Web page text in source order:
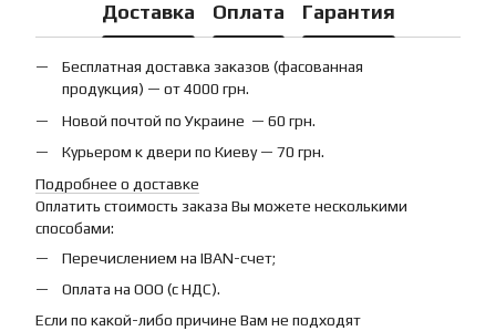
Доставка Оплата Гарантия
Бесплатная доставка заказов (фасованная
продукция) — от 4000 грн.
Новой почтой по Украине — 60 грн.
Курьером к двери по Киеву — 70 грн.
Подробнее о доставке
Оплатить стоимость заказа Вы можете несколькими
способами:
Перечислением на IBAN-счет;
Оплата на ООО (с НДС).
Если по какой-либо причине Вам не подходят